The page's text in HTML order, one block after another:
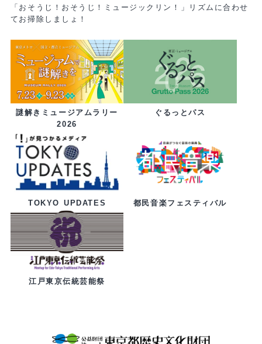
「おそうじ！おそうじ！ミュージックリン！」リズムに合わせ
てお掃除しましょ！
謎解きミュージアムラリー
2026
ぐるっとパス
TOKYO UPDATES 都民音楽フェスティバル
江戸東京伝統芸能祭